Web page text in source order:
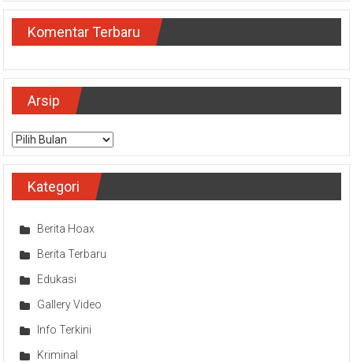
Komentar Terbaru
Arsip
Arsip
Kategori
Berita Hoax
Berita Terbaru
Edukasi
Gallery Video
Info Terkini
Kriminal